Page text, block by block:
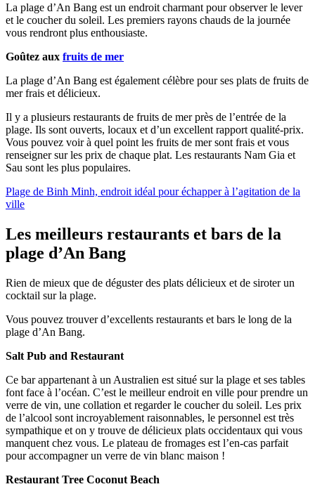
La plage d’An Bang est un endroit charmant pour observer le lever
et le coucher du soleil. Les premiers rayons chauds de la journée
vous rendront plus enthousiaste.
Goûtez aux fruits de mer
La plage d’An Bang est également célèbre pour ses plats de fruits de
mer frais et délicieux.
Il y a plusieurs restaurants de fruits de mer près de l’entrée de la
plage. Ils sont ouverts, locaux et d’un excellent rapport qualité-prix.
Vous pouvez voir à quel point les fruits de mer sont frais et vous
renseigner sur les prix de chaque plat. Les restaurants Nam Gia et
Sau sont les plus populaires.
Plage de Binh Minh, endroit idéal pour échapper à l’agitation de la
ville
Les meilleurs restaurants et bars de la
plage d’An Bang
Rien de mieux que de déguster des plats délicieux et de siroter un
cocktail sur la plage.
Vous pouvez trouver d’excellents restaurants et bars le long de la
plage d’An Bang.
Salt Pub and Restaurant
Ce bar appartenant à un Australien est situé sur la plage et ses tables
font face à l’océan. C’est le meilleur endroit en ville pour prendre un
verre de vin, une collation et regarder le coucher du soleil. Les prix
de l’alcool sont incroyablement raisonnables, le personnel est très
sympathique et on y trouve de délicieux plats occidentaux qui vous
manquent chez vous. Le plateau de fromages est l’en-cas parfait
pour accompagner un verre de vin blanc maison !
Restaurant Tree Coconut Beach